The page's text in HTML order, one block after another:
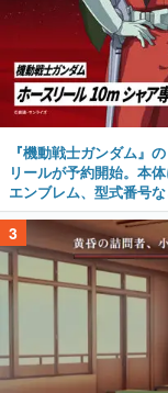
『機動戦士ガンダム』
リールが予約開始。本
エンブレム、型式番号
3